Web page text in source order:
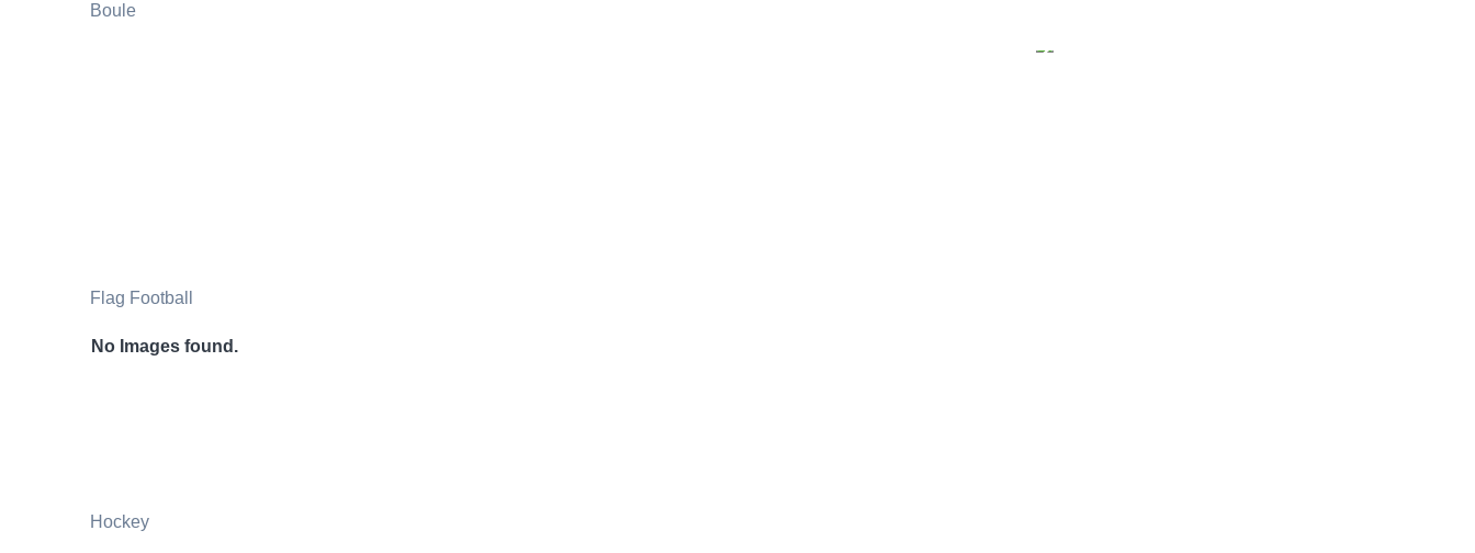
Boule
Flag Football
No Images found.
Hockey